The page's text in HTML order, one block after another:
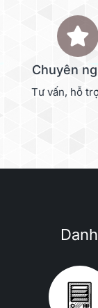
Chuyên
Tư vấn, hỗ